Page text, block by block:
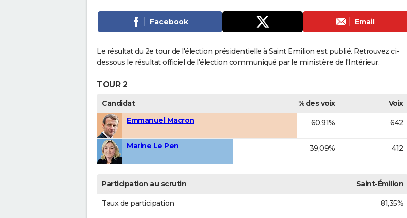
Facebook Email
Le résultat du 2e tour de l'élection présidentielle à Saint Emilion est publié. Retrouvez ci-
dessous le résultat officiel de l'élection communiqué par le ministère de l'Intérieur.
TOUR 2
Candidat % des voix
Voix
Emmanuel Macron
60,91% 642
Marine Le Pen 39,09% 412
Participation au scrutin Saint-Émilion
Taux de participation 81,35%